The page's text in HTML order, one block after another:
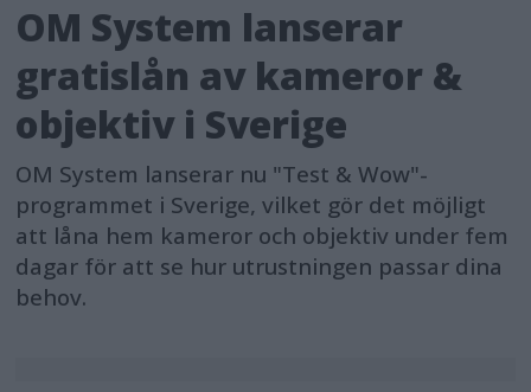
OM System lanserar
gratislån av kameror &
objektiv i Sverige
OM System lanserar nu "Test & Wow"-
programmet i Sverige, vilket gör det möjligt
att låna hem kameror och objektiv under fem
dagar för att se hur utrustningen passar dina
behov.